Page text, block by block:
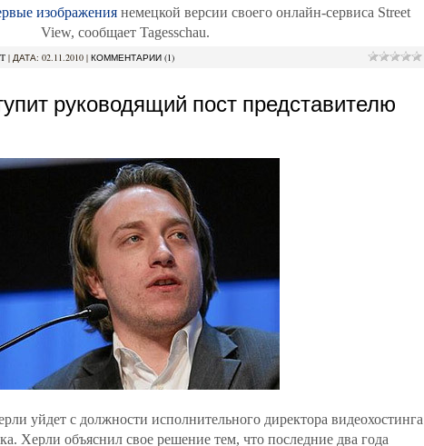
изображения немецкой версии своего онлайн-сервиса Street
View, сообщает Tagesschau.
| ДАТА: 02.11.2010 | КОММЕНТАРИИ (1)
руководящий пост представителю
уйдет с должности исполнительного директора видеохостинга
Херли объяснил свое решение тем, что последние два года